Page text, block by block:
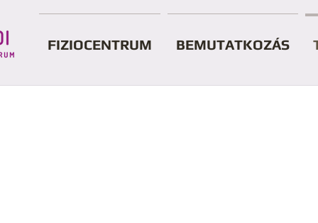
FIZIOCENTRUM BEMUTATKOZÁS